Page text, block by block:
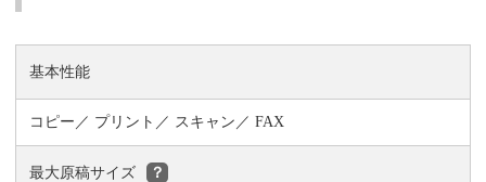
基本性能
コピー プリント スキャン FAX
最大原稿サイズ ？